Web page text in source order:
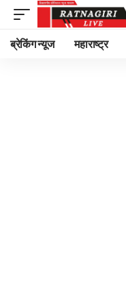
ब्रेकिंग न्यूज महाराष्ट्र